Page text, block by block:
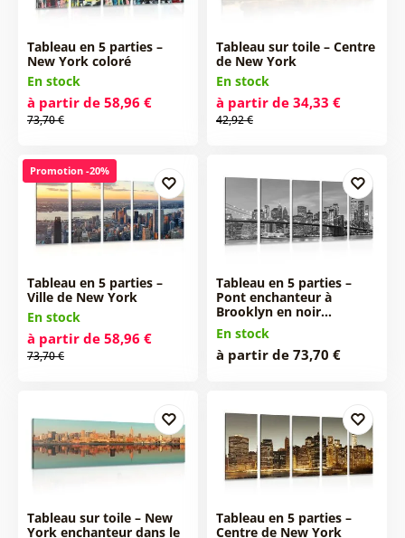
Tableau en 5 parties –
New York coloré
En stock
à partir de 58,96 €
73,70 €
Tableau sur toile – Centre
de New York
En stock
à partir de 34,33 €
42,92 €
Promotion -20%
Tableau en 5 parties –
Ville de New York
En stock
à partir de 58,96 €
73,70 €
Tableau en 5 parties –
Pont enchanteur à
Brooklyn en noir…
En stock
à partir de 73,70 €
Tableau sur toile – New
York enchanteur dans le
Tableau en 5 parties –
Centre de New York